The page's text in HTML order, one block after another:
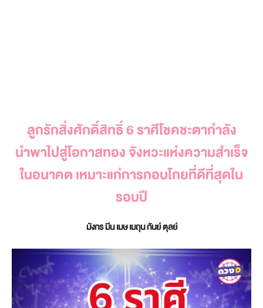
ลูกรักสิ่งศักดิ์สิทธิ์ 6 ราศีโชคชะตากำลัง
นำพาไปสู่โอกาสทอง จังหวะแห่งความสำเร็จ
ในอนาคต เหมาะแก่การกอบโกยที่ดีที่สุดใน
รอบปี
มังกร มีน เมษ เมถุน กันย์ ตุลย์